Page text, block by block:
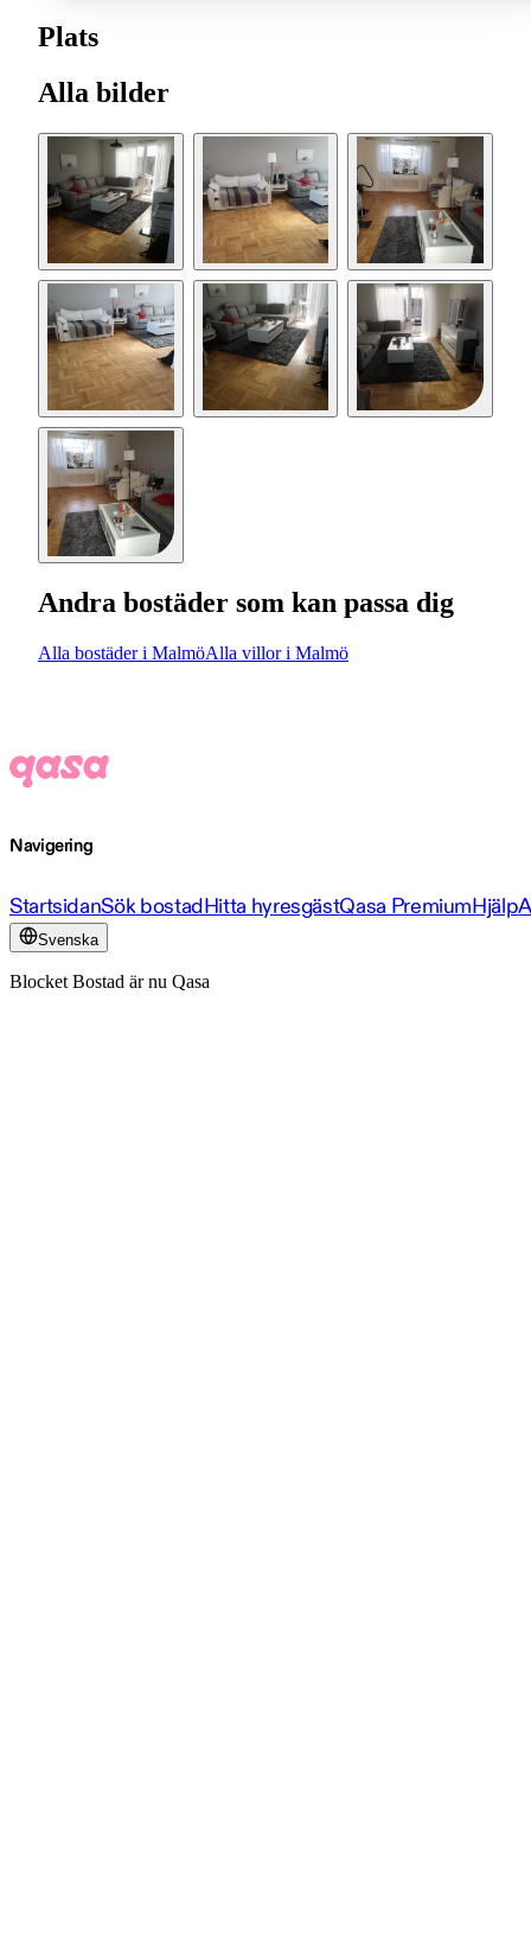
Plats
Alla bilder
Andra bostäder som kan passa dig
Alla bostäder i MalmöAlla villor i Malmö
Navigering
StartsidanSök bostadHitta hyresgästQasa PremiumHjälp
Svenska
Blocket Bostad är nu Qasa